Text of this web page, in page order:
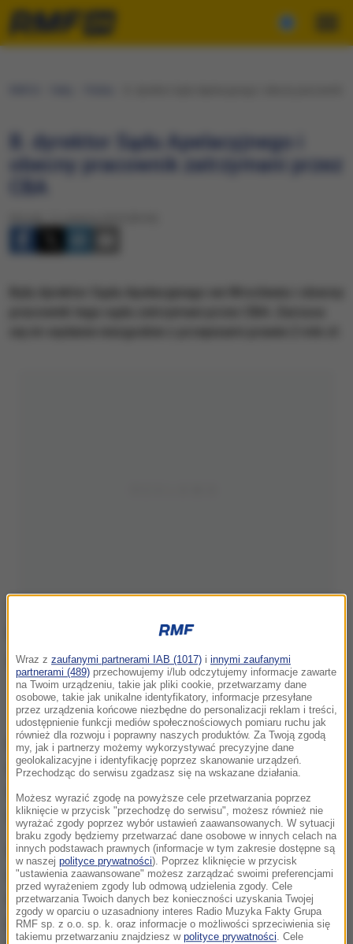
B. dyrektor Sądu Apelacyjnego i
obecny pracownik zatrzymani przez
B. dyrektor Sądu Apelacyjnego i obecny pracownik zatrzymani przez
CBA. Zdjęcie ilustracyjne
Funkcjonariusze wrocławskiej delegatury
Centralnego Biura Antykorupcyjnego zatrzymali 2
osoby, w tym byłego dyrektora Sądu Apelacyjnego
we Wrocławiu i kierownika Oddziału Kadr tego Sądu.
W toku prowadzonego śledztwa ustalono, że były
dyrektor w latach 2016-2017 wydatkował blisko 2
mln zł z naruszeniem obowiązujących przepisów
prawa. Wszystko wskazuje na to, że zawierał z
Wraz z zaufanymi partnerami IAB (1017) i innymi zaufanymi
partnerami (489) przechowujemy i/lub odczytujemy informacje zawarte
na Twoim urządzeniu, takie jak pliki cookie, przetwarzamy dane
osobowe, takie jak unikalne identyfikatory, informacje przesyłane
przez urządzenia końcowe niezbędne do personalizacji reklam i treści,
udostępnienie funkcji mediów społecznościowych pomiaru ruchu jak
również dla rozwoju i poprawny naszych produktów. Za Twoją zgodą
my, jak i partnerzy możemy wykorzystywać precyzyjne dane
geolokalizacyjne i identyfikację poprzez skanowanie urządzeń.
Przechodząc do serwisu zgadzasz się na wskazane działania.
Możesz wyrazić zgodę na powyższe cele przetwarzania poprzez
kliknięcie w przycisk "przechodzę do serwisu", możesz również nie
wyrażać zgody poprzez wybór ustawień zaawansowanych. W sytuacji
braku zgody będziemy przetwarzać dane osobowe w innych celach na
innych podstawach prawnych (informacje w tym zakresie dostępne są
w naszej polityce prywatności). Poprzez kliknięcie w przycisk
"ustawienia zaawansowane" możesz zarządzać swoimi preferencjami
przed wyrażeniem zgody lub odmową udzielenia zgody. Cele
przetwarzania Twoich danych bez konieczności uzyskania Twojej
zgody w oparciu o uzasadniony interes Radio Muzyka Fakty Grupa
RMF sp. z o.o. sp. k. oraz informacje o możliwości sprzeciwienia się
takiemu przetwarzaniu znajdziesz w polityce prywatności. Cele